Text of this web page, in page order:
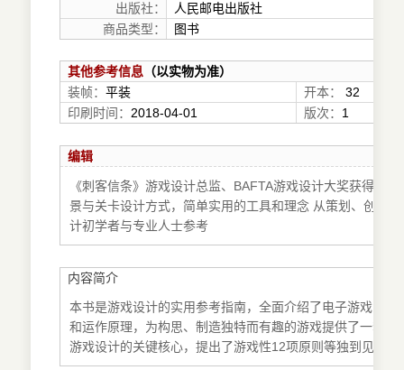
出版社：
人民邮电出版社
商品类型：
图书
其他参考信息 （以实物为准）
装帧：平装 开本：
32
印刷时间：2018-04-01 版次： 1
编辑
《刺客信条》游戏设计总监、BAFTA游戏设计大奖获得者
景与关卡设计方式，简单实用的工具和理念 从策划、创意
计初学者与专业人士参考
内容简介
本书是游戏设计的实用参考指南，全面介绍了电子游戏的
和运作原理，为构思、制造独特而有趣的游戏提供了一套
游戏设计的关键核心，提出了游戏性12项原则等独到见解